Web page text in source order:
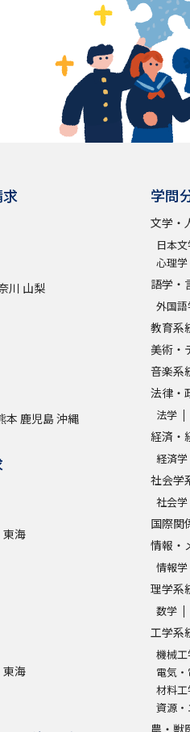
川 山梨
本 鹿児島沖縄
東海
東海
学問
文学・
日本
心理
語学・
外国
教育系
美術・
音楽系
法律・
法学
経済・
経済学
社会学
社会学
国際関
情報・
情報
理学系
数学
工学系
機械
電気
材料
資源